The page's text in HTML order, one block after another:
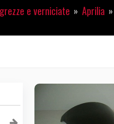
e verniciate Aprilia